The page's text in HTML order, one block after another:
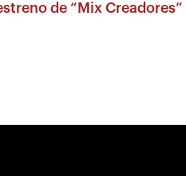
de “Mix Creadores”